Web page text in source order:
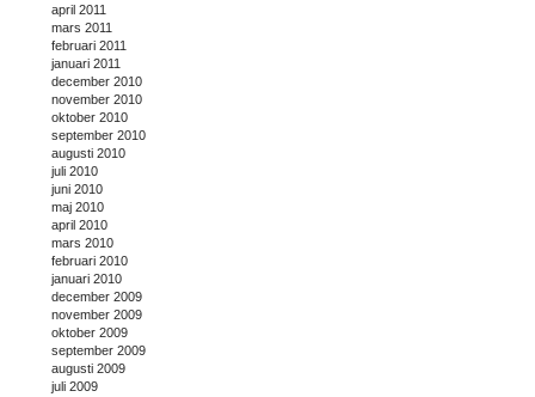
april 2011
mars 2011
februari 2011
januari 2011
december 2010
november 2010
oktober 2010
september 2010
augusti 2010
juli 2010
juni 2010
maj 2010
april 2010
mars 2010
februari 2010
januari 2010
december 2009
november 2009
oktober 2009
september 2009
augusti 2009
juli 2009